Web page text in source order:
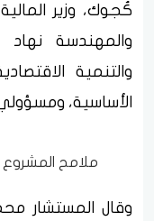
كُجوك، وزير
والمهندسة
والتنمية
الأساسية، ومسؤولي
ملامح المشروع
وقال المستشار